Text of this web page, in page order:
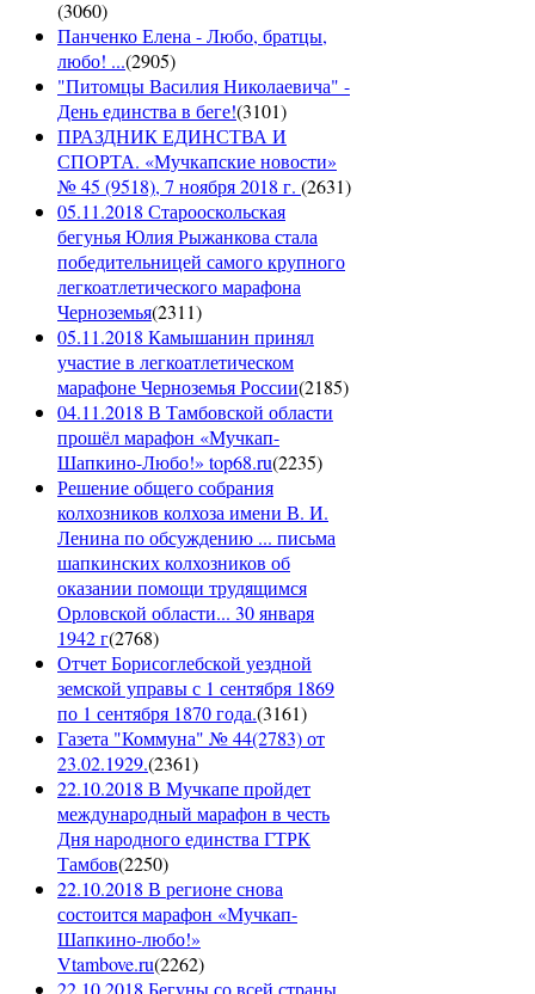
(3060)
Панченко Елена - Любо, братцы,
любо! ...(2905)
"Питомцы Василия Николаевича" -
День единства в беге!(3101)
ПРАЗДНИК ЕДИНСТВА И
СПОРТА. «Мучкапские новости»
№ 45 (9518), 7 ноября 2018 г. (2631)
05.11.2018 Старооскольская
бегунья Юлия Рыжанкова стала
победительницей самого крупного
легкоатлетического марафона
Черноземья(2311)
05.11.2018 Камышанин принял
участие в легкоатлетическом
марафоне Черноземья России(2185)
04.11.2018 В Тамбовской области
прошёл марафон «Мучкап-
Шапкино-Любо!» top68.ru(2235)
Решение общего собрания
колхозников колхоза имени В. И.
Ленина по обсуждению ... письма
шапкинских колхозников об
оказании помощи трудящимся
Орловской области... 30 января
1942 г(2768)
Отчет Борисоглебской уездной
земской управы с 1 сентября 1869
по 1 сентября 1870 года.(3161)
Газета "Коммуна" № 44(2783) от
23.02.1929.(2361)
22.10.2018 В Мучкапе пройдет
международный марафон в честь
Дня народного единства ГТРК
Тамбов(2250)
22.10.2018 В регионе снова
состоится марафон «Мучкап-
Шапкино-любо!»
Vtambove.ru(2262)